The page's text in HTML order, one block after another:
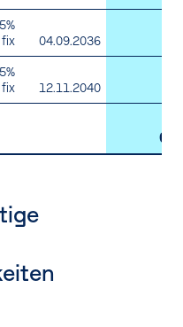
fix
04.09.2036
fix
12.11.2040